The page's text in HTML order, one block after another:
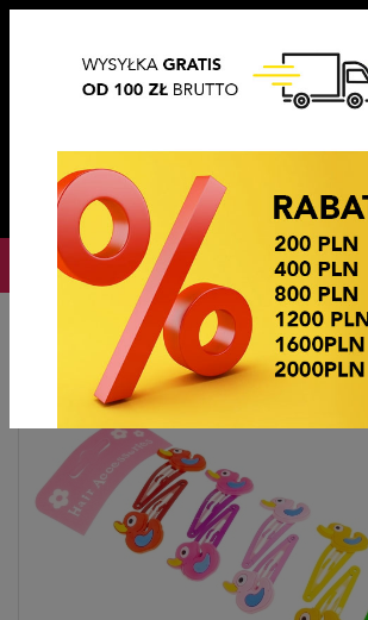
OKAZJE CENOWE! OKAZJE
Strona główna Ozdoby do włosów TIK